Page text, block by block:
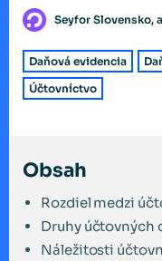
Seyfor Slovensko,
Daňová evidencia
Účtovníctvo
Obsah
Rozdiel medzi
Druhy účtovných
Náležitosti